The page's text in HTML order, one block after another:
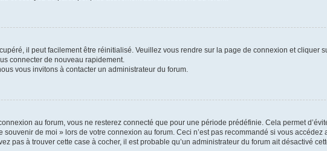
il peut facilement être réinitialisé. Veuillez vous rendre sur la page de connexion et cliquer
connecter de nouveau rapidement.
vous invitons à contacter un administrateur du forum.
au forum, vous ne resterez connecté que pour une période prédéfinie. Cela permet
souvenir de moi » lors de votre connexion au forum. Ceci n’est pas recommandé si vous
pas à trouver cette case à cocher, il est probable qu’un administrateur du forum ait désactivé